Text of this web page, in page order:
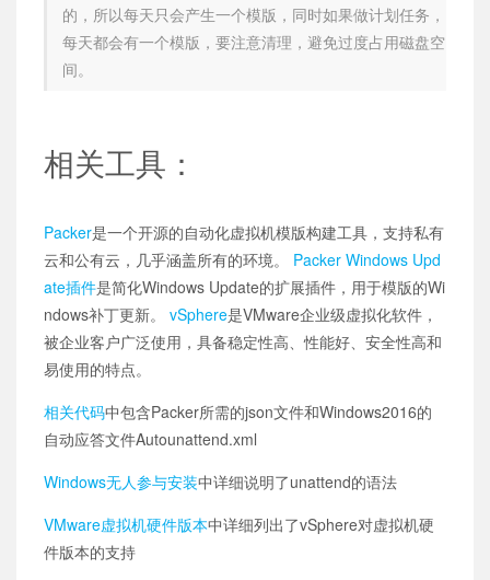
的，所以每天只会产生一个模版，同时如果做计划任务，
每天都会有一个模版，要注意清理，避免过度占用磁盘空
间。
相关工具：
Packer是一个开源的自动化虚拟机模版构建工具，支持私有
云和公有云，几乎涵盖所有的环境。 Packer Windows Upd
ate插件是简化Windows Update的扩展插件，用于模版的Wi
ndows补丁更新。vSphere是VMware企业级虚拟化软件，
被企业客户广泛使用，具备稳定性高、性能好、安全性高和
易使用的特点。
相关代码中包含Packer所需的json文件和Windows2016的
自动应答文件Autounattend.xml
Windows无人参与安装中详细说明了unattend的语法
VMware虚拟机硬件版本中详细列出了vSphere对虚拟机硬
件版本的支持